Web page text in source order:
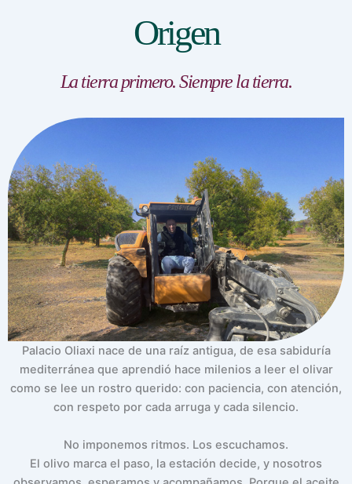
Origen
La tierra primero. Siempre la tierra.
Palacio Oliaxi nace de una raíz antigua, de esa sabiduría
mediterránea que aprendió hace milenios a leer el olivar
como se lee un rostro querido: con paciencia, con atención,
con respeto por cada arruga y cada silencio.
No imponemos ritmos. Los escuchamos.
El olivo marca el paso, la estación decide, y nosotros